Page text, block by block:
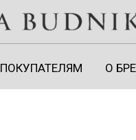
О
ПОКУПАТЕЛЯМ